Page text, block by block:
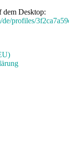
dem Desktop:
profiles/